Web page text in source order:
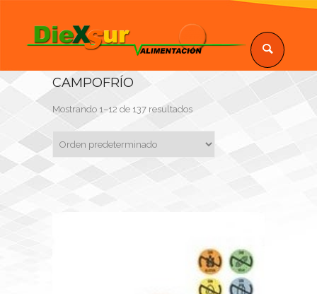
CAMPOFRÍO
Mostrando 1–12 de 137 resultados